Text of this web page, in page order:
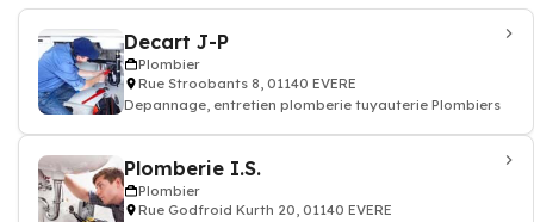
Decart J-P
Plombier
Rue Stroobants 8, 01140 EVERE
Depannage, entretien plomberie tuyauterie Plombiers
Plomberie I.S.
Plombier
Rue Godfroid Kurth 20, 01140 EVERE